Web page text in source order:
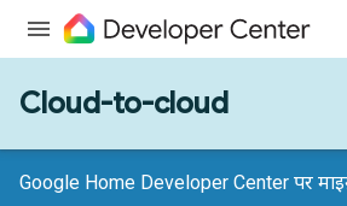
Cloud-to-cloud
Google Home Developer Center पर